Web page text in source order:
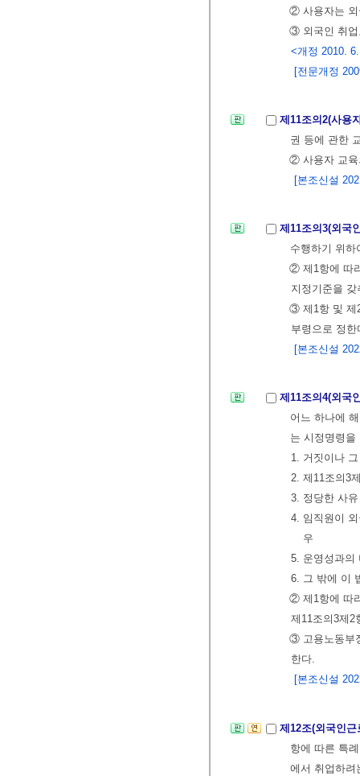
② 사용자는 외
③ 외국인 취업
<개정 2010.
[전문개정
제11조의2(사용
권 등에 관한
② 사용자 교육
[본조신설
제11조의3(외국
수행하기 위하
② 제1항에 따
지정기준을
③ 제1항 및 제
부령으로 정한
[본조신설
제11조의4(외국
어느 하나에
는 시정명령
1. 거짓이나
2. 제11조의3
3. 정당한 사
4. 임직원이
우
5. 운영성과의
6. 그 밖에 이
② 제1항에 따
제11조의3제2
③ 고용노동부
한다.
[본조신설
제12조(외국인
항에 따른 특
에서 취업하